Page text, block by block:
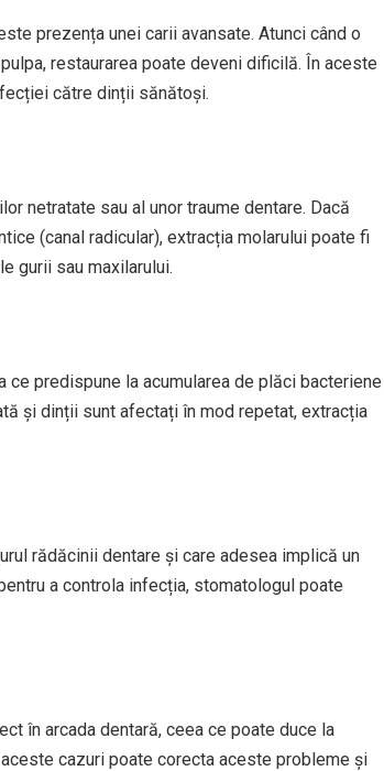
prezența unei carii avansate. Atunci când o
restaurarea poate deveni dificilă. În aceste
către dinții sănătoși.
netratate sau al unor traume dentare. Dacă
(canal radicular), extracția molarului poate fi
gurii sau maxilarului.
predispune la acumularea de plăci bacteriene
și dinții sunt afectați în mod repetat, extracția
rădăcinii dentare și care adesea implică un
a controla infecția, stomatologul poate
în arcada dentară, ceea ce poate duce la
cazuri poate corecta aceste probleme și